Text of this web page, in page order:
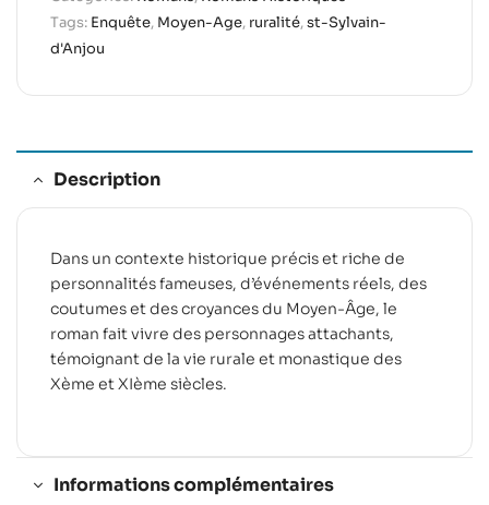
Tags: Enquête, Moyen-Age, ruralité,st-Sylvain-
d'Anjou
Description
Dans un contexte historique précis et riche de
personnalités fameuses, d’événements réels, des
coutumes et des croyances du Moyen-Âge, le
roman fait vivre des personnages attachants,
témoignant de la vie rurale et monastique des
Xème et XIème siècles.
Informations complémentaires